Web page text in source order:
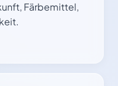
Färbemittel,